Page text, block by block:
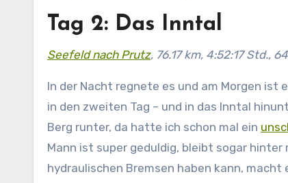
Tag 2: Das Inntal
Seefeld nach Prutz, 76.17 km, 4:52:17 Std.,
In der Nacht regnete es und am Morgen ist
in den zweiten Tag – und in das Inntal
Berg runter, da hatte ich schon mal ein
Mann ist super geduldig, bleibt sogar hinter
hydraulischen Bremsen haben kann, macht